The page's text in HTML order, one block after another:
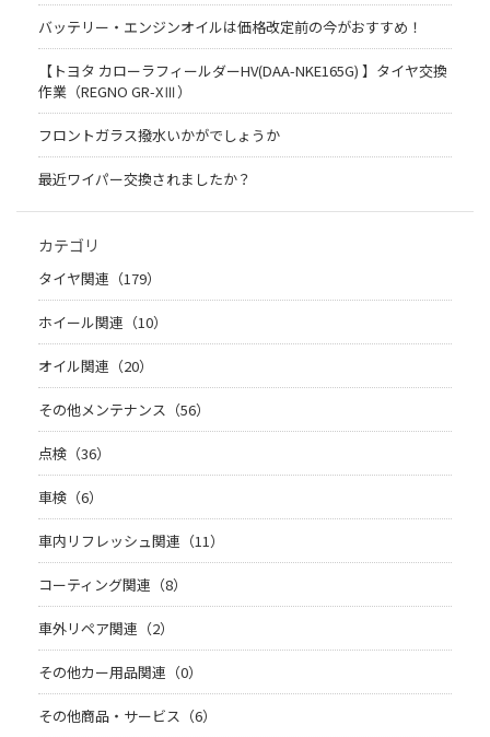
バッテリー・エンジンオイルは価格改定前の今がおすすめ！
【トヨタ カローラフィールダーHV(DAA-NKE165G) 】タイヤ交換
作業（REGNO GR-XⅢ）
フロントガラス撥水いかがでしょうか
最近ワイパー交換されましたか？
カテゴリ
タイヤ関連（179）
ホイール関連（10）
オイル関連（20）
その他メンテナンス（56）
点検（36）
車検（6）
車内リフレッシュ関連（11）
コーティング関連（8）
車外リペア関連（2）
その他カー用品関連（0）
その他商品・サービス（6）